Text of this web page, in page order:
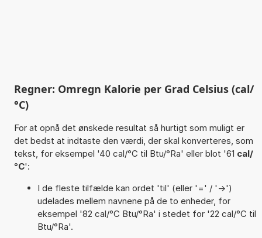
Regner: Omregn Kalorie per Grad Celsius (cal/
°C)
For at opnå det ønskede resultat så hurtigt som muligt er
det bedst at indtaste den værdi, der skal konverteres, som
tekst, for eksempel '40 cal/°C til Btu/°Ra' eller blot '61 cal/
°C':
I de fleste tilfælde kan ordet 'til' (eller '=' / '->')
udelades mellem navnene på de to enheder, for
eksempel '82 cal/°C Btu/°Ra' i stedet for '22 cal/°C til
Btu/°Ra'.